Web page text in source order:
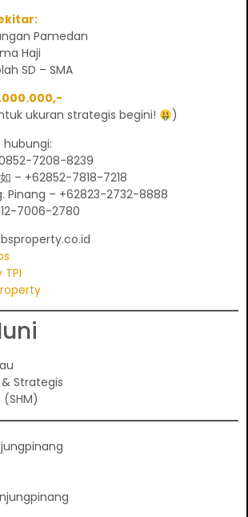
Pamedan
Haji
SD – SMA
ukuran strategis begini!
)
7208-8239
– +62852-7818-7218
Pinang – +62823-2732-8888
7006-2780
TPI
Strategis